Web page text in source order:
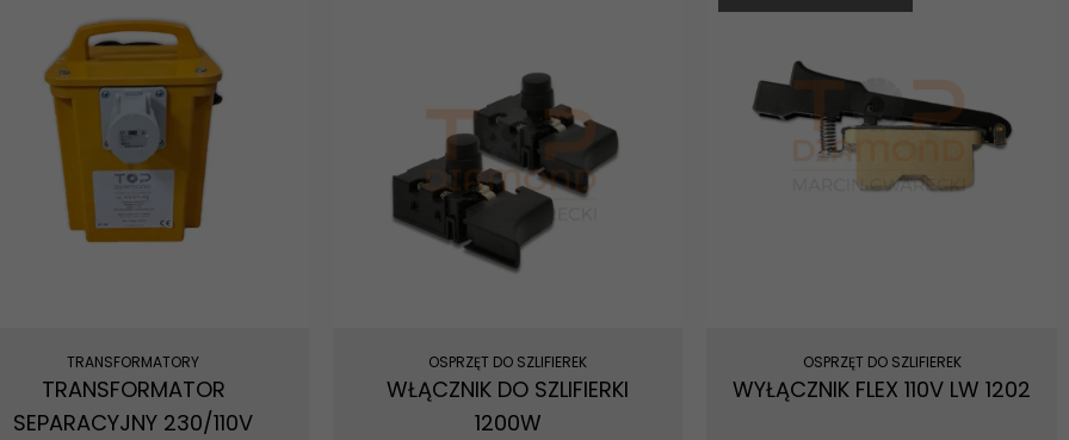
TRANSFORMATORY
TRANSFORMATOR
SEPARACYJNY 230/110V
OSPRZĘT DO SZLIFIEREK
WŁĄCZNIK DO SZLIFIERKI
1200W
OSPRZĘT DO SZLIFIEREK
WYŁĄCZNIK FLEX 110V LW 1202
Konieczne
Te pliki cookie
opcjonalne. Są